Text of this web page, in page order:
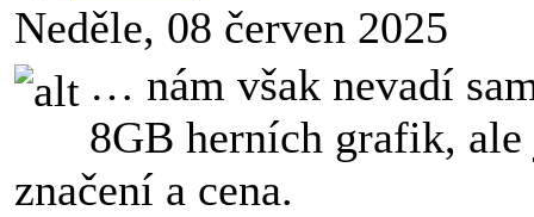
Neděle, 08 červen 2025
… nám však nevadí
8GB herních grafik, ale
značení a cena.